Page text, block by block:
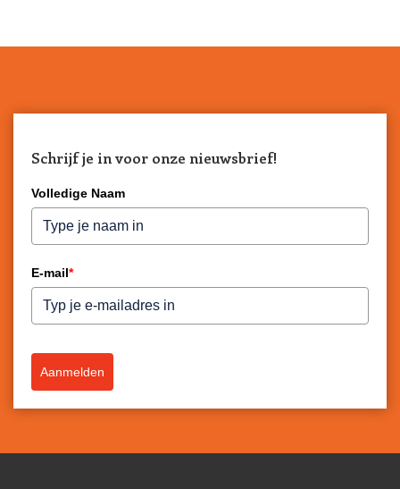
Schrijf je in voor onze nieuwsbrief!
Volledige Naam
E-mail*
Aanmelden